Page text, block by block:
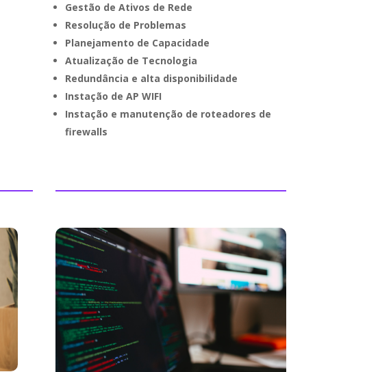
Gestão de Ativos de Rede
Resolução de Problemas
Planejamento de Capacidade
Atualização de Tecnologia
Redundância e alta disponibilidade
Instação de AP WIFI
Instação e manutenção de roteadores de
firewalls